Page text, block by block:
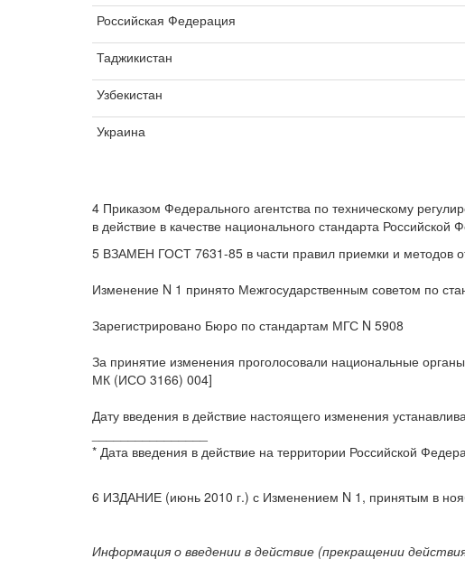
Российская Федерация
Таджикистан
Узбекистан
Украина
4 Приказом Федерального агентства по техническому
в действие в качестве национального стандарта
5 ВЗАМЕН ГОСТ 7631-85 в части правил приемки и методов
Изменение N 1 принято Межгосударственным советом по
Зарегистрировано Бюро по стандартам МГС N 5908
За принятие изменения проголосовали национальные
МК (ИСО 3166) 004]
Дату введения в действие настоящего изменения
* Дата введения в действие на территории Российской
6 ИЗДАНИЕ (июнь 2010 г.) с Изменением N 1, принятым в
Информация о введении в действие (прекращении